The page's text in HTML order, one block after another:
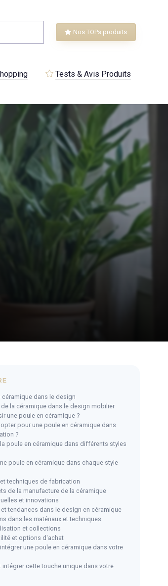
Nos TOPs produits
Tests & Avis Produits
Poule en CÉRAMIQUE
＋ Élégante décoration en
＋ Idéale pourembellir votre intérieur
＋
Résistante et durable
céramique dans le design
la céramique dans le design mobilier
une poule en céramique ?
pour une poule en céramique dans
?
poule en céramique dans différents styles
poule en céramique dans chaque style
techniques de fabrication
de la manufacture de la céramique
et innovations
tendances dans le design en céramique
dans les matériaux et techniques
et collections
et options d'achat
une poule en céramique dans votre
intégrer cette touche unique dans votre